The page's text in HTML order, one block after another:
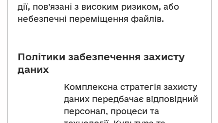
дії, пов’язані з високим ризиком, або
небезпечні переміщення файлів.
Політики забезпечення захисту
даних
Комплексна стратегія захисту
даних передбачає відповідний
персонал, процеси та